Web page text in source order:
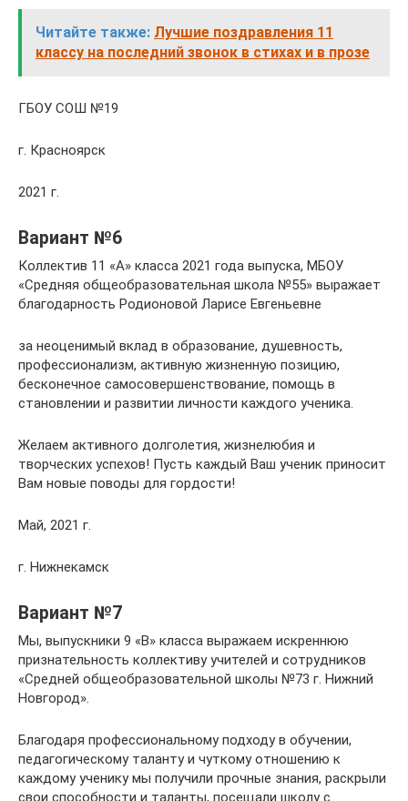
Читайте также: Лучшие поздравления 11
классу на последний звонок в стихах и в прозе
ГБОУ СОШ №19
г. Красноярск
2021 г.
Вариант №6
Коллектив 11 «А» класса 2021 года выпуска, МБОУ
«Средняя общеобразовательная школа №55» выражает
благодарность Родионовой Ларисе Евгеньевне
за неоценимый вклад в образование, душевность,
профессионализм, активную жизненную позицию,
бесконечное самосовершенствование, помощь в
становлении и развитии личности каждого ученика.
Желаем активного долголетия, жизнелюбия и
творческих успехов! Пусть каждый Ваш ученик приносит
Вам новые поводы для гордости!
Май, 2021 г.
г. Нижнекамск
Вариант №7
Мы, выпускники 9 «В» класса выражаем искреннюю
признательность коллективу учителей и сотрудников
«Средней общеобразовательной школы №73 г. Нижний
Новгород».
Благодаря профессиональному подходу в обучении,
педагогическому таланту и чуткому отношению к
каждому ученику мы получили прочные знания, раскрыли
свои способности и таланты, посещали школу с